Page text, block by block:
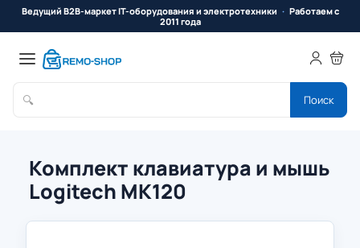
Ведущий B2B-маркет IT-оборудования и электротехники
Работаем с
2011 года
🔍 Поиск
Комплект клавиатура и мышь
Logitech MK120